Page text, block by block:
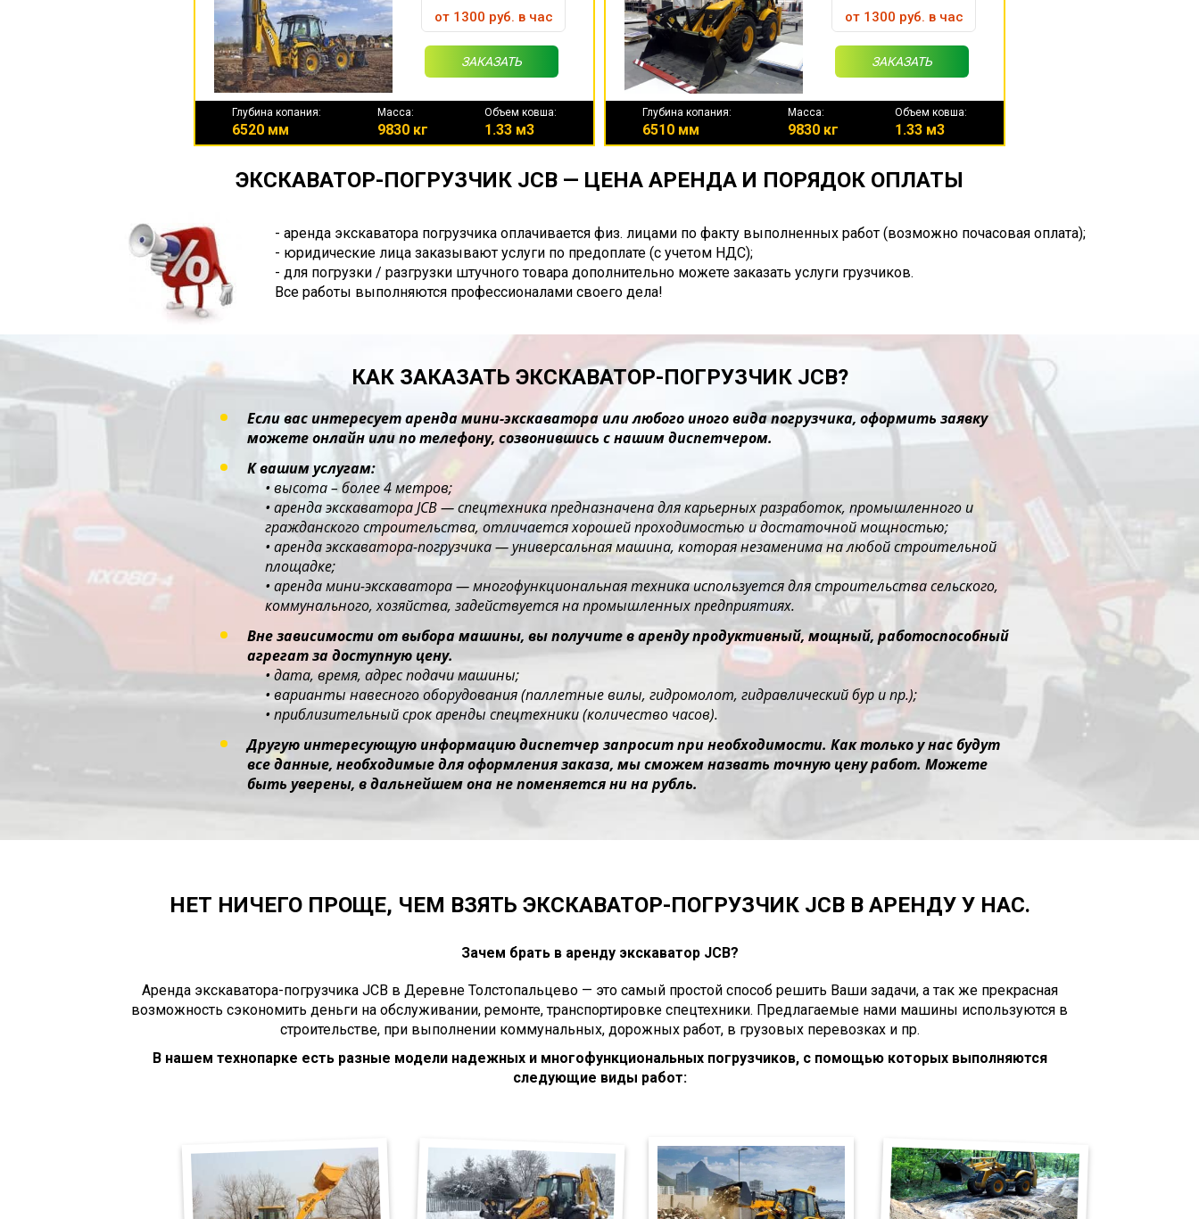
от 1300 руб. в час
ЗАКАЗАТЬ
Глубина копания:
6520 мм
Масса:
9830 кг
Объем ковша:
1.33 м3
от 1300 руб. в час
ЗАКАЗАТЬ
Глубина копания:
6510 мм
Масса:
9830 кг
Объем ковша:
1.33 м3
ЭКСКАВАТОР-ПОГРУЗЧИК JCB — ЦЕНА АРЕНДА И ПОРЯДОК ОПЛАТЫ
- аренда экскаватора погрузчика оплачивается физ. лицами по факту выполненных работ (возможно почасовая оплата);
- юридические лица заказывают услуги по предоплате (с учетом НДС);
- для погрузки / разгрузки штучного товара дополнительно можете заказать услуги грузчиков.
Все работы выполняются профессионалами своего дела!
КАК ЗАКАЗАТЬ ЭКСКАВАТОР-ПОГРУЗЧИК JCB?
Если вас интересует аренда мини-экскаватора или любого иного вида погрузчика, оформить заявку
можете онлайн или по телефону, созвонившись с нашим диспетчером.
К вашим услугам:
• высота – более 4 метров;
• аренда экскаватора JCB — спецтехника предназначена для карьерных разработок, промышленного и
гражданского строительства, отличается хорошей проходимостью и достаточной мощностью;
• аренда экскаватора-погрузчика — универсальная машина, которая незаменима на любой строительной
площадке;
• аренда мини-экскаватора — многофункциональная техника используется для строительства сельского,
коммунального, хозяйства, задействуется на промышленных предприятиях.
Вне зависимости от выбора машины, вы получите в аренду продуктивный, мощный, работоспособный
агрегат за доступную цену.
• дата, время, адрес подачи машины;
• варианты навесного оборудования (паллетные вилы, гидромолот, гидравлический бур и пр.);
• приблизительный срок аренды спецтехники (количество часов).
Другую интересующую информацию диспетчер запросит при необходимости. Как только у нас будут
все данные, необходимые для оформления заказа, мы сможем назвать точную цену работ. Можете
быть уверены, в дальнейшем она не поменяется ни на рубль.
НЕТ НИЧЕГО ПРОЩЕ, ЧЕМ ВЗЯТЬ ЭКСКАВАТОР-ПОГРУЗЧИК JCB В АРЕНДУ У НАС.
Зачем брать в аренду экскаватор JCB?
Аренда экскаватора-погрузчика JCB в Деревне Толстопальцево — это самый простой способ решить Ваши задачи, а так же прекрасная
возможность сэкономить деньги на обслуживании, ремонте, транспортировке спецтехники. Предлагаемые нами машины используются в
строительстве, при выполнении коммунальных, дорожных работ, в грузовых перевозках и пр.
В нашем технопарке есть разные модели надежных и многофункциональных погрузчиков, с помощью которых выполняются
следующие виды работ: